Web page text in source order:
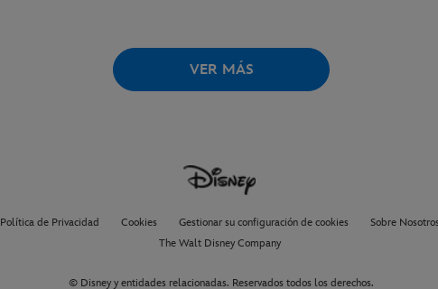
VER MÁS
Política de Privacidad Cookies Gestionar su configuración de cookies Sobre Nosotros
The Walt Disney Company
© Disney y entidades relacionadas. Reservados todos los derechos.